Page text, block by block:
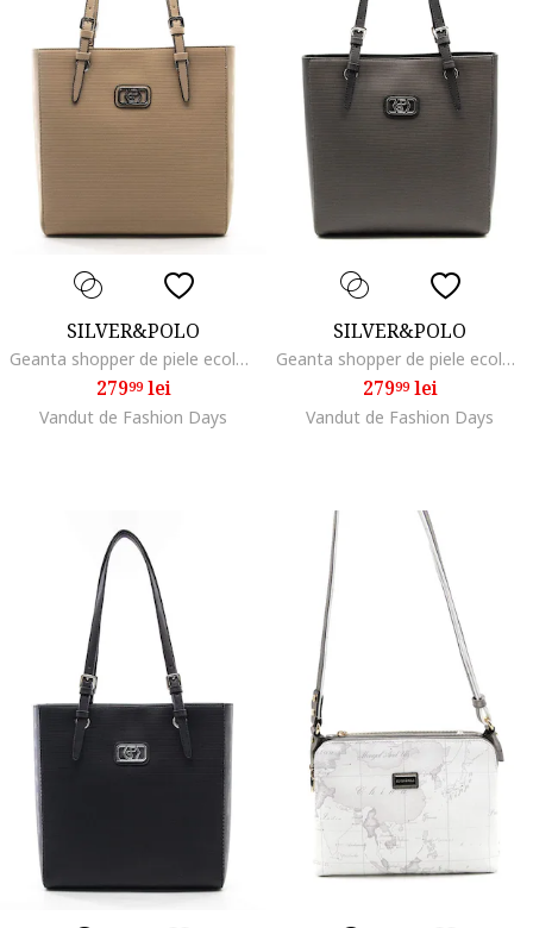
SILVER&POLO
Geanta shopper de piele ecologica, Maro camel
27999lei
Vandut de Fashion Days
SILVER&POLO
Geanta shopper de piele ecologica, Gri inchis
27999lei
Vandut de Fashion Days